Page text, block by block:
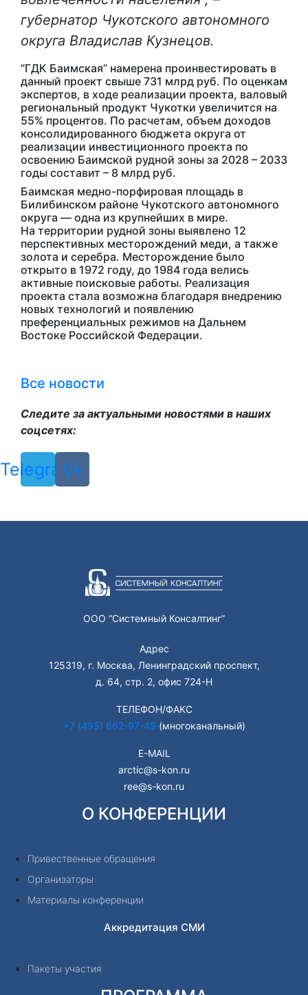
губернатор Чукотского автономного
округа Владислав Кузнецов.
“ГДК Баимская” намерена проинвестировать в
данный проект свыше 731 млрд руб. По оценкам
экспертов, в ходе реализации проекта, валовый
региональный продукт Чукотки увеличится на
55% процентов. По расчетам, объем доходов
консолидированного бюджета округа от
реализации инвестиционного проекта по
освоению Баимской рудной зоны за 2028 – 2033
годы составит – 8 млрд руб.
Баимская медно-порфировая площадь в
Билибинском районе Чукотского автономного
округа — одна из крупнейших в мире.
На территории рудной зоны выявлено 12
перспективных месторождений меди, а также
золота и серебра. Месторождение было
открыто в 1972 году, до 1984 года велись
активные поисковые работы. Реализация
проекта стала возможна благодаря внедрению
новых технологий и появлению
преференциальных режимов на Дальнем
Востоке Российской Федерации.
Все новости
Следите за актуальными новостями в наших
соцсетях:
Telegram
Vk
ООО “Системный Консалтинг”
Адрес
125319, г. Москва, Ленинградский проспект,
д. 64, стр. 2, офис 724-Н
ТЕЛЕФОН/ФАКС
+7 (495) 662-97-49 (многоканальный)
E-MAIL
arctic@s-kon.ru
ree@s-kon.ru
О КОНФЕРЕНЦИИ
Привественные обращения
Организаторы
Материалы конференции
Аккредитация СМИ
Пакеты участия